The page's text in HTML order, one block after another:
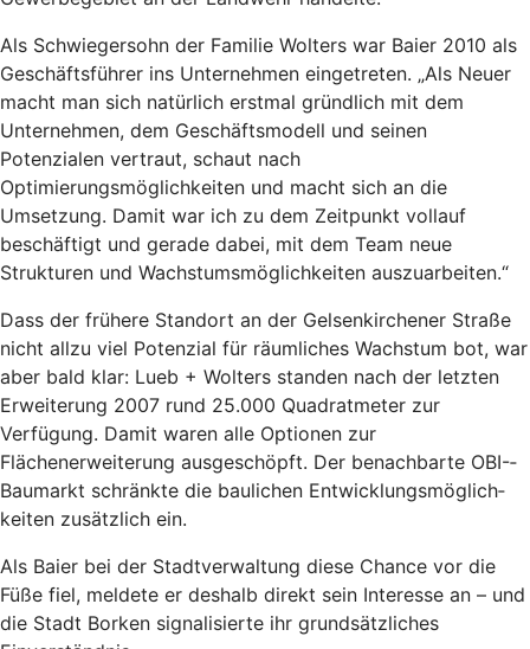
Als Schwiegersohn der Familie Wolters war Baier 2010 als
Geschäftsführer ins Unternehmen eingetreten. „Als Neuer
macht man sich natürlich erstmal gründlich mit dem
Unternehmen, dem Geschäftsmodell und seinen
Potenzialen vertraut, schaut nach
Optimierungsmöglichkeiten und macht sich an die
Umsetzung. Damit war ich zu dem Zeitpunkt vollauf
beschäftigt und gerade dabei, mit dem Team neue
Strukturen und Wachstumsmöglichkeiten auszuarbeiten.“
Dass der frühere Standort an der Gelsenkirchener Straße
nicht allzu viel Potenzial für räumliches Wachstum bot, war
aber bald klar: Lueb + Wolters standen nach der letzten
Erweiterung 2007 rund 25.000 Quadratmeter zur
Verfügung. Damit waren alle Optionen zur
Flächenerweiterung ausgeschöpft. Der benachbarte OBI-­
Baumarkt schränkte die baulichen Entwicklungsmöglich­
keiten zusätzlich ein.
Als Baier bei der Stadtverwaltung diese Chance vor die
Füße fiel, meldete er deshalb direkt sein Interesse an – und
die Stadt Borken signalisierte ihr grundsätzliches